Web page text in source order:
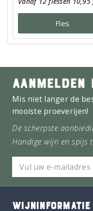
Fles
AANMELDEN
Mis niet langer de
mooiste proeverijen!
De scherpste
Handige wijn en spijs
WIJNINFORMATIE